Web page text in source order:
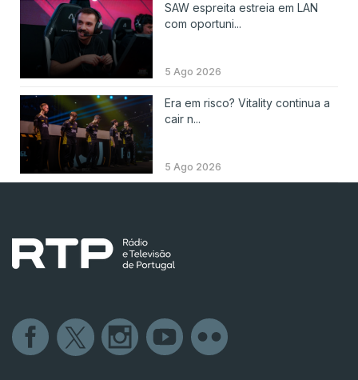
SAW espreita estreia em LAN
com oportuni...
5 Ago 2026
Era em risco? Vitality continua a
cair n...
5 Ago 2026